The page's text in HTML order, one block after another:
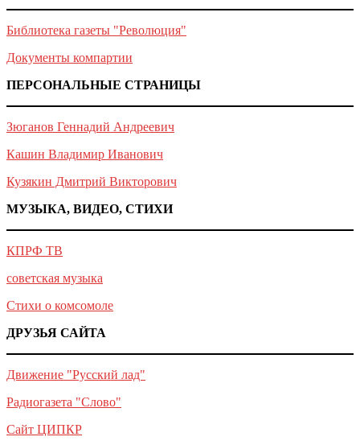
Библиотека газеты "Революция"
Документы компартии
ПЕРСОНАЛЬНЫЕ СТРАНИЦЫ
Зюганов Геннадий Андреевич
Кашин Владимир Иванович
Кузякин Дмитрий Викторович
МУЗЫКА, ВИДЕО, СТИХИ
КПРФ ТВ
советская музыка
Стихи о комсомоле
ДРУЗЬЯ САЙТА
Движение "Русский лад"
Радиогазета "Слово"
Сайт ЦИПКР